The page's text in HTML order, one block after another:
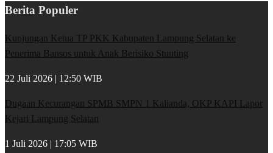
Berita Populer
Kunjungan Ketua TP PKK Kabupaten Lampung Selatan ke
Penerima Bansos untuk Anak Berisiko Stunting
22 Juli 2026 | 12:50 WIB
Dugaan Kecurangan SPMB SMPN 1 Kalianda, OKP KAPI Lapor
Kejari Lampung Selatan
1 Juli 2026 | 17:05 WIB